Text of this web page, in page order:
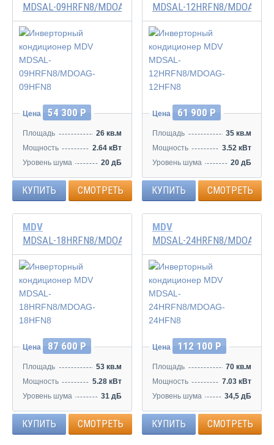
MDSAL-09HRFN8/MDOAG-09HFN8
Инвертор
Цена 54 300 Р
Площадь
26 кв.м
Мощность
2.64 кВт
Уровень шума
20 дБ
КУПИТЬ СМОТРЕТЬ
MDSAL-12HRFN8/MDOAG-
Инвертор
Цена 61 900 Р
Площадь
35 кв.м
Мощность
3.52 кВт
Уровень шума
20 дБ
КУПИТЬ СМОТРЕТЬ
MDV
MDSAL-18HRFN8/MDOAG-18HFN8
Инвертор
Цена 87 600 Р
Площадь
53 кв.м
Мощность
5.28 кВт
Уровень шума
31 дБ
КУПИТЬ СМОТРЕТЬ
MDV
MDSAL-24HRFN8/MDOAG-
Инвертор
Цена 112 100 Р
Площадь
70 кв.м
Мощность
7.03 кВт
Уровень шума
34,5 дБ
КУПИТЬ СМОТРЕТЬ